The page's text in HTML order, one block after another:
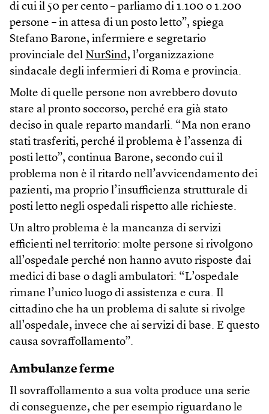
di cui il 50 per cento – parliamo di 1.100 o 1.200
persone – in attesa di un posto letto”, spiega
Stefano Barone, infermiere e segretario
provinciale del NurSind, l’organizzazione
sindacale degli infermieri di Roma e provincia.
Molte di quelle persone non avrebbero dovuto
stare al pronto soccorso, perché era già stato
deciso in quale reparto mandarli. “Ma non erano
stati trasferiti, perché il problema è l’assenza di
posti letto”, continua Barone, secondo cui il
problema non è il ritardo nell’avvicendamento dei
pazienti, ma proprio l’insufficienza strutturale di
posti letto negli ospedali rispetto alle richieste.
Un altro problema è la mancanza di servizi
efficienti nel territorio: molte persone si rivolgono
all’ospedale perché non hanno avuto risposte dai
medici di base o dagli ambulatori: “L’ospedale
rimane l’unico luogo di assistenza e cura. Il
cittadino che ha un problema di salute si rivolge
all’ospedale, invece che ai servizi di base. E questo
causa sovraffollamento”.
Ambulanze ferme
Il sovraffollamento a sua volta produce una serie
di conseguenze, che per esempio riguardano le